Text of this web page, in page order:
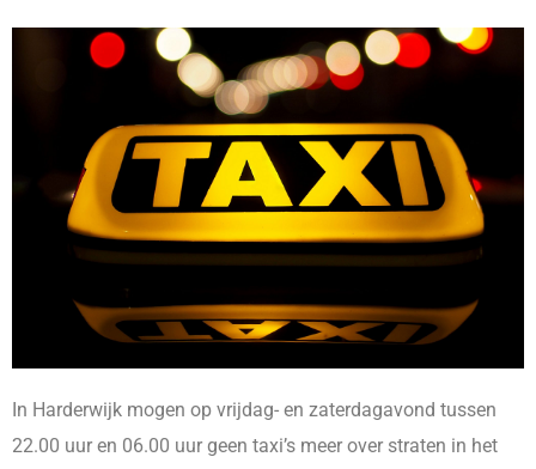
In Harderwijk mogen op vrijdag- en zaterdagavond tussen
22.00 uur en 06.00 uur geen taxi’s meer over straten in het